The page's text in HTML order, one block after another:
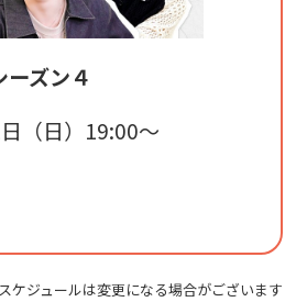
ズン４
（日）19:00〜
ケジュールは変更になる場合がございます